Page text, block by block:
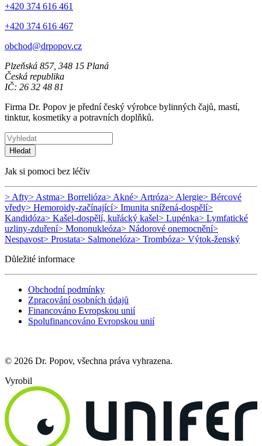
+420 374 616 461
+420 374 616 467
obchod@drpopov.cz
Plzeňská 857, 348 15 Planá
Česká republika
IČ: 26 32 48 81
Firma Dr. Popov je přední český výrobce bylinných čajů, mastí,
tinktur, kosmetiky a potravních doplňků.
Hledat
Jak si pomoci bez léčiv
> Afty> Astma> Borrelióza> Akné> Artróza> Alergie> Bércové
vředy> Hemoroidy-začínající> Imunita snížená-dospělí>
Kandidóza> Kašel-dospělí, kuřácký kašel> Lupénka> Lymfatické
uzliny-zduření> Mononukleóza> Nádorové onemocnění>
Nespavost> Prostata> Salmonelóza> Trombóza> Výtok-ženský
Důležité informace
Obchodní podmínky
Zpracování osobních údajů
Financováno Evropskou unií
Spolufinancováno Evropskou unií
© 2026 Dr. Popov, všechna práva vyhrazena.
Vyrobil